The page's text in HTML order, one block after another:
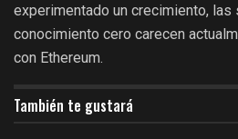
experimentado un crecimiento,
conocimiento cero carecen
con Ethereum.
También te gustará